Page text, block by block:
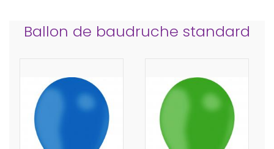
Ballon de baudruche standard